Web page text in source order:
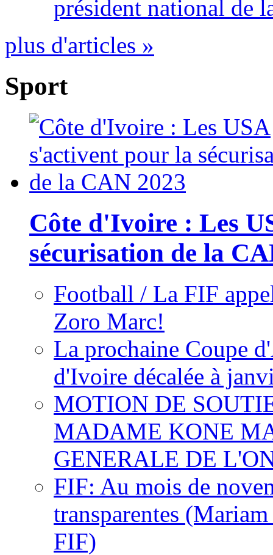
président national de
plus d'articles »
Sport
Côte d'Ivoire : Les
sécurisation de la
Football / La FIF
Zoro Marc!
La prochaine Coupe
d'Ivoire décalée à
MOTION DE
MADAME KONE
GENERALE DE
FIF: Au mois de
transparentes
FIF)